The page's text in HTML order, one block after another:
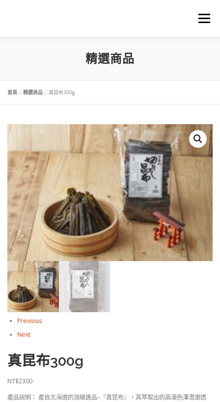
選單
關於中琉物產 代理進口品牌
料理食譜下載 商品料理BLOG
精選商品
首頁 »精選商品 »真昆布300g
Previous
Next
真昆布300g
NT$2300
產品說明： 產自北海道的頂級逸品–『真昆布』，其萃取出的高湯色澤澄澈透